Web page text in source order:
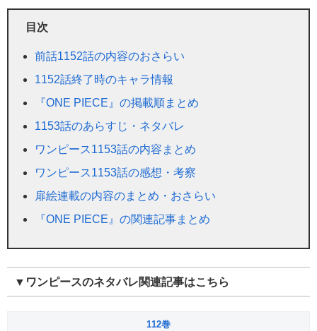
目次
前話1152話の内容のおさらい
1152話終了時のキャラ情報
『ONE PIECE』の掲載順まとめ
1153話のあらすじ・ネタバレ
ワンピース1153話の内容まとめ
ワンピース1153話の感想・考察
扉絵連載の内容のまとめ・おさらい
『ONE PIECE』の関連記事まとめ
▼ワンピースのネタバレ関連記事はこちら
112巻